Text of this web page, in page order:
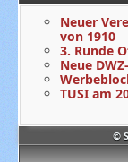
©
Neuer
von 1910
3. Runde
Neue
TUSI am